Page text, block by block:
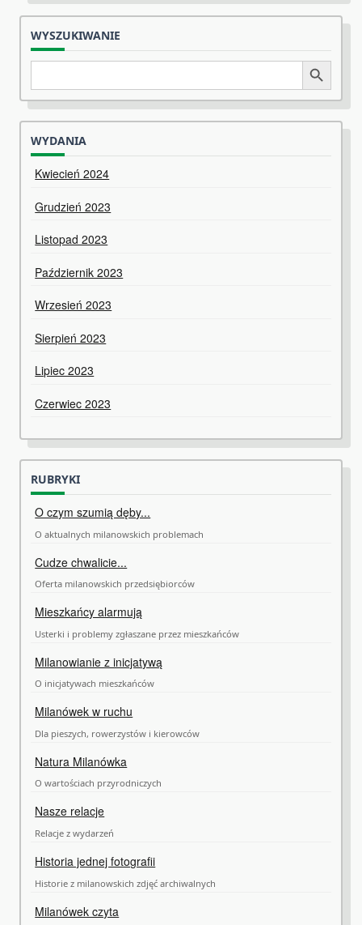
WYSZUKIWANIE
Search
Search Button
WYDANIA
Kwiecień 2024
Grudzień 2023
Listopad 2023
Październik 2023
Wrzesień 2023
Sierpień 2023
Lipiec 2023
Czerwiec 2023
RUBRYKI
O czym szumią dęby...
O aktualnych milanowskich problemach
Cudze chwalicie...
Oferta milanowskich przedsiębiorców
Mieszkańcy alarmują
Usterki i problemy zgłaszane przez mieszkańców
Milanowianie z inicjatywą
O inicjatywach mieszkańców
Milanówek w ruchu
Dla pieszych, rowerzystów i kierowców
Natura Milanówka
O wartościach przyrodniczych
Nasze relacje
Relacje z wydarzeń
Historia jednej fotografii
Historie z milanowskich zdjęć archiwalnych
Milanówek czyta